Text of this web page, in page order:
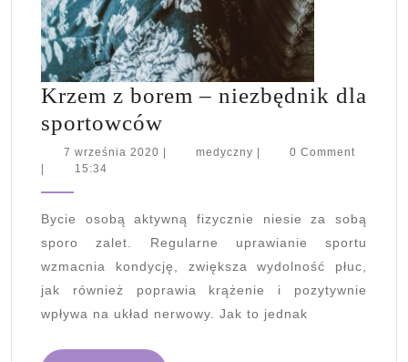
Krzem z borem – niezbędnik dla
sportowców
z
niezbędnik
dla
sportowców
7 września 2020 7| medyczny medyczny
|
0 Comment
|
15:34
Bycie osobą aktywną fizycznie niesie za sobą
sporo zalet. Regularne uprawianie sportu
wzmacnia kondycję, zwiększa wydolność płuc,
jak również poprawia krążenie i pozytywnie
wpływa na układ nerwowy. Jak to jednak